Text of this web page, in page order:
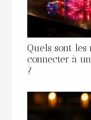
Quels sont les
connecter à
?